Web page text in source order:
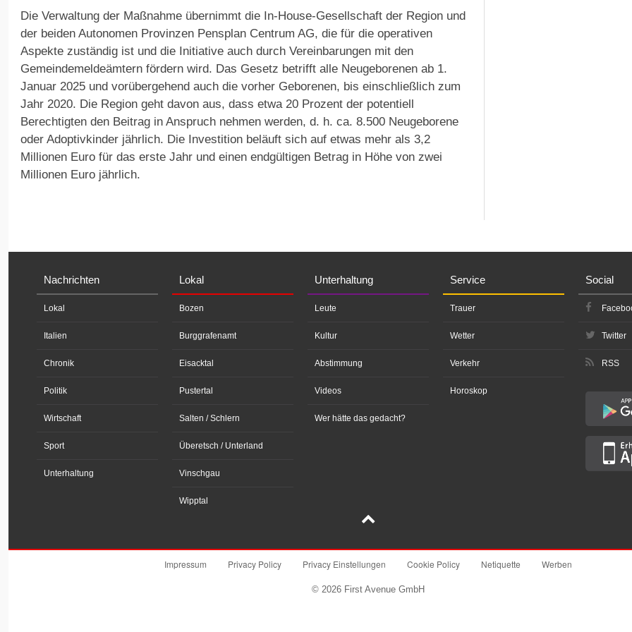
Die Verwaltung der Maßnahme übernimmt die In-House-Gesellschaft der Region und
der beiden Autonomen Provinzen Pensplan Centrum AG, die für die operativen
Aspekte zuständig ist und die Initiative auch durch Vereinbarungen mit den
Gemeindemeldeämtern fördern wird. Das Gesetz betrifft alle Neugeborenen ab 1.
Januar 2025 und vorübergehend auch die vorher Geborenen, bis einschließlich zum
Jahr 2020. Die Region geht davon aus, dass etwa 20 Prozent der potentiell
Berechtigten den Beitrag in Anspruch nehmen werden, d. h. ca. 8.500 Neugeborene
oder Adoptivkinder jährlich. Die Investition beläuft sich auf etwas mehr als 3,2
Millionen Euro für das erste Jahr und einen endgültigen Betrag in Höhe von zwei
Millionen Euro jährlich.
Nachrichten
Lokal
Italien
Chronik
Politik
Wirtschaft
Sport
Unterhaltung
Lokal
Bozen
Burggrafenamt
Eisacktal
Pustertal
Salten / Schlern
Überetsch / Unterland
Vinschgau
Wipptal
Unterhaltung
Leute
Kultur
Abstimmung
Videos
Wer hätte das gedacht?
Service
Trauer
Wetter
Verkehr
Horoskop
Social
Twitter
RSS
Impressum Privacy Policy Privacy Einstellungen Cookie Policy Netiquette Werben
© 2026 First Avenue GmbH